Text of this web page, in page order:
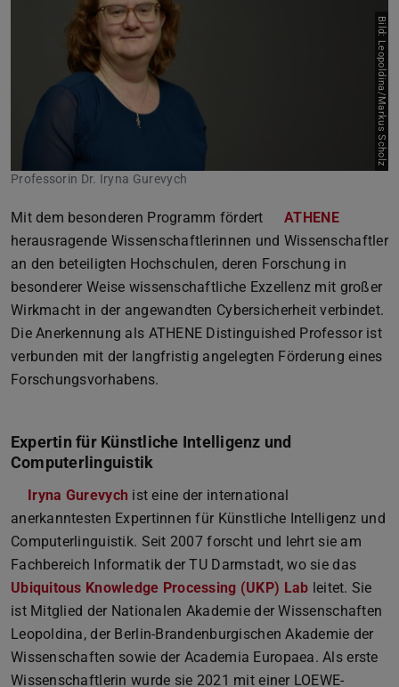
Bild: Leopoldina/Markus Scholz
Professorin Dr. Iryna Gurevych
Mit dem besonderen Programm fördert
ATHENE
herausragende Wissenschaftlerinnen und Wissenschaftler
an den beteiligten Hochschulen, deren Forschung in
besonderer Weise wissenschaftliche Exzellenz mit großer
Wirkmacht in der angewandten Cybersicherheit verbindet.
Die Anerkennung als ATHENE Distinguished Professor ist
verbunden mit der langfristig angelegten Förderung eines
Forschungsvorhabens.
Expertin für Künstliche Intelligenz und
Computerlinguistik
Iryna Gurevych ist eine der international
anerkanntesten Expertinnen für Künstliche Intelligenz und
Computerlinguistik. Seit 2007 forscht und lehrt sie am
Fachbereich Informatik der TU Darmstadt, wo sie das
Ubiquitous Knowledge Processing (UKP) Lab leitet. Sie
ist Mitglied der Nationalen Akademie der Wissenschaften
Leopoldina, der Berlin-Brandenburgischen Akademie der
Wissenschaften sowie der Academia Europaea. Als erste
Wissenschaftlerin wurde sie 2021 mit einer LOEWE-